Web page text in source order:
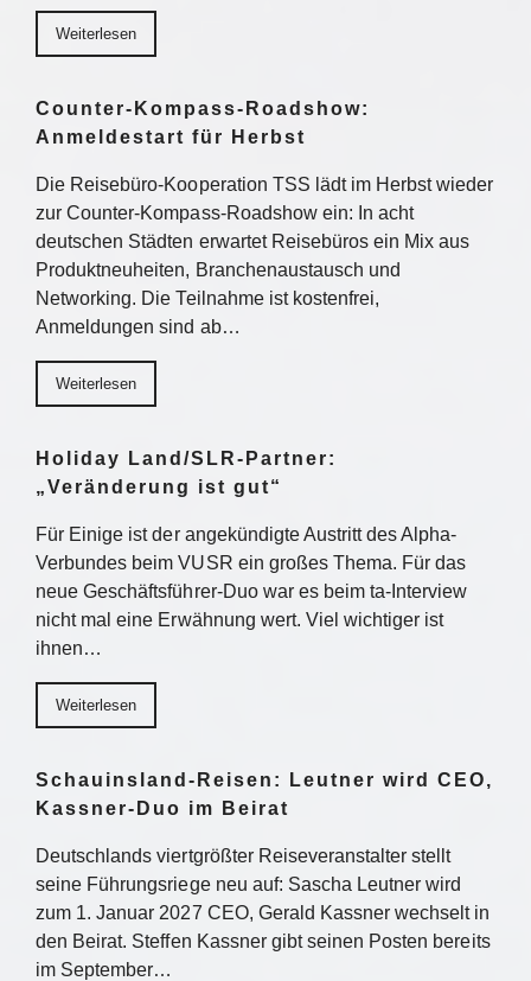
Weiterlesen
Counter-Kompass-Roadshow:
Anmeldestart für Herbst
Die Reisebüro-Kooperation TSS lädt im Herbst wieder
zur Counter-Kompass-Roadshow ein: In acht
deutschen Städten erwartet Reisebüros ein Mix aus
Produktneuheiten, Branchenaustausch und
Networking. Die Teilnahme ist kostenfrei,
Anmeldungen sind ab…
Weiterlesen
Holiday Land/SLR-Partner:
„Veränderung ist gut“
Für Einige ist der angekündigte Austritt des Alpha-
Verbundes beim VUSR ein großes Thema. Für das
neue Geschäftsführer-Duo war es beim ta-Interview
nicht mal eine Erwähnung wert. Viel wichtiger ist
ihnen…
Weiterlesen
Schauinsland-Reisen: Leutner wird CEO,
Kassner-Duo im Beirat
Deutschlands viertgrößter Reiseveranstalter stellt
seine Führungsriege neu auf: Sascha Leutner wird
zum 1. Januar 2027 CEO, Gerald Kassner wechselt in
den Beirat. Steffen Kassner gibt seinen Posten bereits
im September…